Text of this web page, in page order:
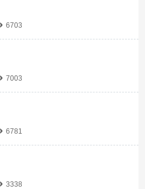
6703
7003
6781
3338